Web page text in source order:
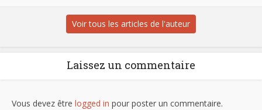
Voir tous les articles de l'auteur
Laissez un commentaire
Vous devez être logged in pour poster un commentaire.